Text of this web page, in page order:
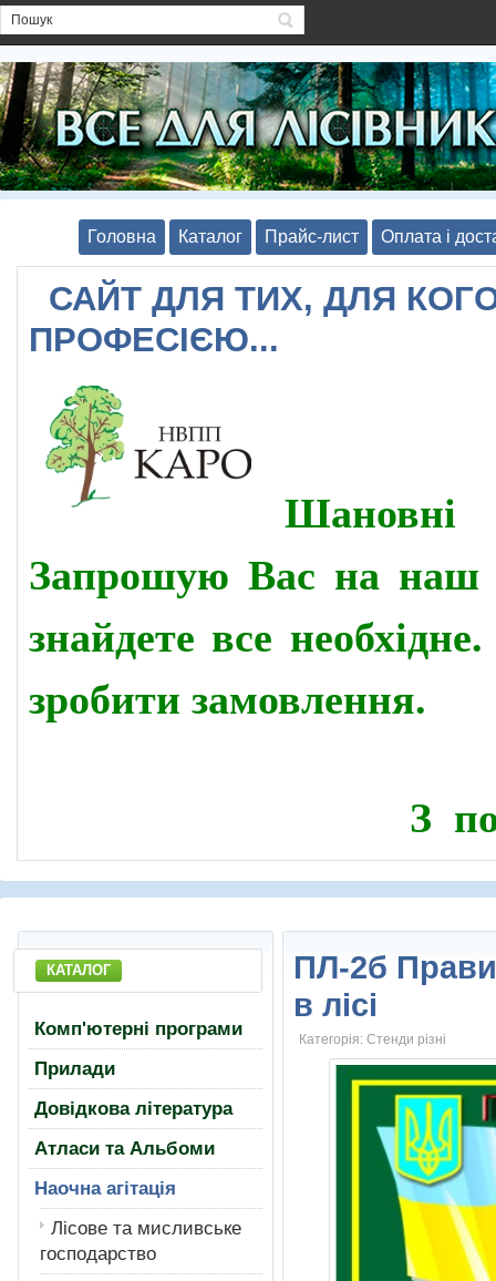
Головна Каталог Прайс-лист Оплата і
САЙТ ДЛЯ ТИХ, ДЛЯ
ПРОФЕСІЄЮ...
Запрошую Вас на наш
знайдете все
зробити замовлення.
З
ПЛ-2б
в лici
Категорія:Стенди рiзнi
КАТАЛОГ
Комп'ютерні програми
Прилади
Довідкова література
Атласи та Альбоми
Наочна агітація
Лiсове та мисливське
господарство